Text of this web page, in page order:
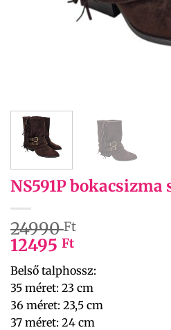
NS591P
24990Ft
12495 Ft
Belső talphossz:
35 méret: 23 cm
36 méret: 23,5 cm
37 méret: 24 cm